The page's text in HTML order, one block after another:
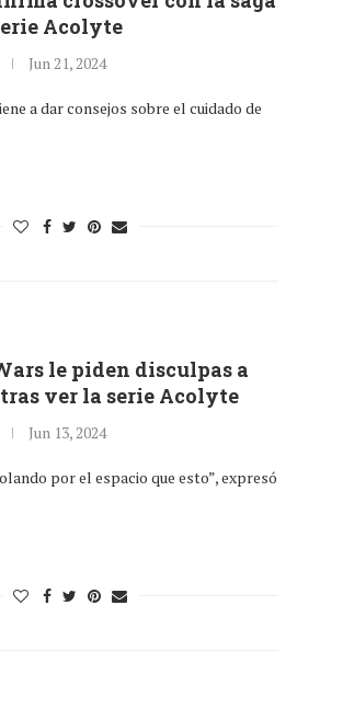
Acolyte
Jun 21, 2024
a dar consejos sobre el cuidado de
le piden disculpas a
ver la serie Acolyte
Jun 13, 2024
por el espacio que esto”, expresó